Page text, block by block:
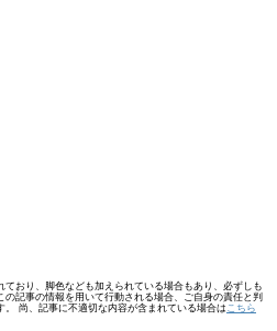
おり、脚色なども加えられている場合もあり、必ずしも
記事の情報を用いて行動される場合、ご自身の責任と判
尚、記事に不適切な内容が含まれている場合は こちら